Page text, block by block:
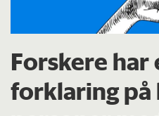
Forskere har
forklaring